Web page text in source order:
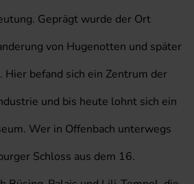
Geprägt wurde der Ort
von Hugenotten und später
befand sich ein Zentrum der
und bis heute lohnt sich ein
Wer in Offenbach unterwegs
Schloss aus dem 16.